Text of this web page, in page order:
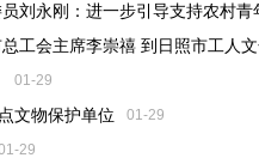
刘永刚：进一步引导支持农村青
工会主席李崇禧 到日照市工人
01-29
文物保护单位 01-29
29